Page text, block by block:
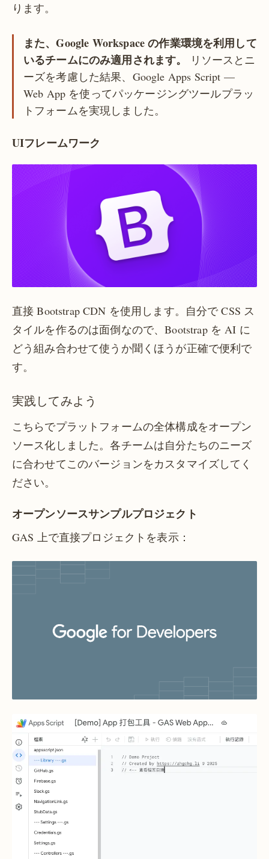
ります。
また、Google Workspace の作業環境を利用して
いるチームにのみ適用されます。
リソースとニ
ーズを考慮した結果、Google Apps Script —
Web App を使ってパッケージングツールプラッ
トフォームを実現しました。
UIフレームワーク
直接 Bootstrap CDN を使用します。自分で CSS ス
タイルを作るのは面倒なので、Bootstrap を AI に
どう組み合わせて使うか聞くほうが正確で便利で
す。
実践してみよう
こちらでプラットフォームの全体構成をオープン
ソース化しました。各チームは自分たちのニーズ
に合わせてこのバージョンをカスタマイズしてく
ださい。
オープンソースサンプルプロジェクト
GAS 上で直接プロジェクトを表示：